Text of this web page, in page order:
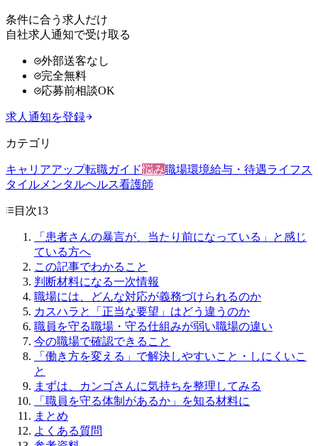
条件に合う求人だけ
自社求人通知で受け取る
外部送客なし
完全無料
応募前相談OK
求人通知を登録
カテゴリ
キャリアアップ転職ガイド悩み職場環境給与・待遇ライフス
タイル メンタルヘルス看護師
目次13
「患者さんの暴言が、当たり前になっている」と感じ
ている方へ
この記事でわかること
判断材料になる一次情報
職場には、どんな対応が義務づけられるのか
カスハラと「正当な要望」はどう違うのか
職員を守る職場・守る仕組みが弱い職場の違い
今の職場で確認できること
「働き方を変える」で解決しやすいこと・しにくいこ
と
まずは、カンゴさんに気持ちを整理してみる
「職員を守る体制があるか」を知る材料に
まとめ
よくある質問